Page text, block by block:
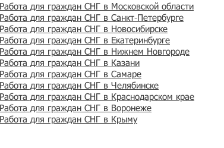
Работа для граждан СНГ в Московской области
Работа для граждан СНГ в Санкт-Петербурге
Работа для граждан СНГ в Новосибирске
Работа для граждан СНГ в Екатеринбурге
Работа для граждан СНГ в Нижнем Новгороде
Работа для граждан СНГ в Казани
Работа для граждан СНГ в Самаре
Работа для граждан СНГ в Челябинске
Работа для граждан СНГ в Краснодарском крае
Работа для граждан СНГ в Воронеже
Работа для граждан СНГ в Крыму